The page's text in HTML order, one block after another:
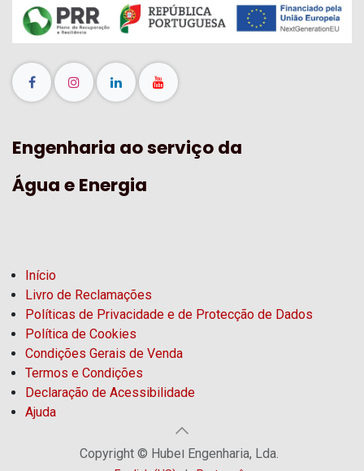
Engenharia ao serviço da
Água e Energia
Início
Livro de Reclamações
Políticas de Privacidade e de Protecção de Dados
Política de Cookies
Condições Gerais de Venda
Termos e Condições
Declaração de Acessibilidade
Ajuda
Copyright © Hubel Engenharia, Lda.